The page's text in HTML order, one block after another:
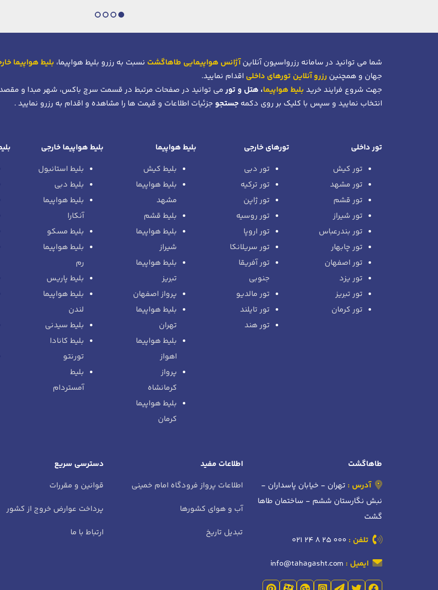
شما می توانید در سامانه رزرواسیون آنلاینآژانس هواپیمایی طاهاگشت نسبت به رزرو بلیط هواپیما، بلیط هواپیما
جهان و همچنین رزرو آنلاین تورهای داخلی اقدام نمایید.
جهت شروع فرایند خرید بلیط هواپیما، هتل و تورمی توانید در صفحات مرتبط در قسمت سرچ باکس، شهر مبدا و
انتخاب نمایید و سپس با کلیک بر روی دکمه جستجو جزئیات اطلاعات و قیمت ها را مشاهده و اقدام به رزرو نمایید .
تور داخلی
تور کیش
تور مشهد
تور قشم
تور شیراز
تور بندرعباس
تور چابهار
تور اصفهان
تور یزد
تور تبریز
تور کرمان
تورهای خارجی
تور دبی
تور ترکیه
تور ژاپن
تور روسیه
تور اروپا
تور سریلانکا
تور آفریقا
جنوبی
تور مالدیو
تور تایلند
تور هند
بلیط هواپیما
بلیط کیش
بلیط هواپیما
مشهد
بلیط قشم
بلیط هواپیما
شیراز
بلیط هواپیما
تبریز
پرواز اصفهان
بلیط هواپیما
تهران
بلیط هواپیما
اهواز
پرواز
کرمانشاه
بلیط هواپیما
کرمان
بلیط هواپیما خارجی
بلیط استانبول
بلیط دبی
بلیط هواپیما
آنکارا
بلیط مسکو
بلیط هواپیما
رم
بلیط پاریس
بلیط هواپیما
لندن
بلیط سیدنی
بلیط کانادا
تورنتو
بلیط
آمستردام
طاهاگشت
آدرس : تهران - خیابان پاسداران -
نبش نگارستان ششم - ساختمان طاها
گشت
تلفن : 021 24 8 25 000
ایمیل : info@tahagasht.com
اطلاعات مفید
اطلاعات پرواز فرودگاه امام خمینی
آب و هوای کشورها
تبدیل تاریخ
دسترسی سریع
قوانین و مقررات
پرداخت عوارض خروج از کشور
ارتباط با ما